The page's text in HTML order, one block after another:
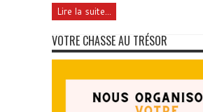
Lire la suite...
VOTRE CHASSE AU TRÉSOR